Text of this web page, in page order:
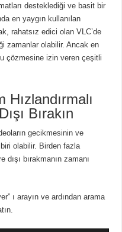
desteklediği ve basit bir
en yaygın kullanılan
rahatsız edici olan VLC’de
zamanlar olabilir. Ancak en
çözmesine izin veren çeşitli
Bırakın
gecikmesinin ve
biri olabilir. Birden fazla
bırakmanın zamanı
ı arayın ve ardından arama